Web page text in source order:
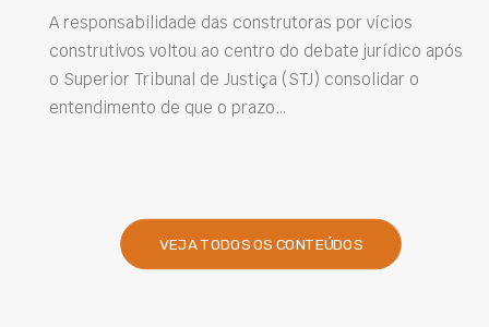
A responsabilidade das construtoras por vícios
construtivos voltou ao centro do debate jurídico após
o Superior Tribunal de Justiça (STJ) consolidar o
entendimento de que o prazo…
VEJA TODOS OS CONTEÚDOS